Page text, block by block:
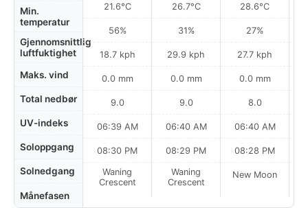
Min.
temperatur
Gjennomsnittlig
luftfuktighet
Maks. vind
Total nedbør
UV-indeks
Soloppgang
Solnedgang
Månefasen
21.6°C
56%
18.7 kph
0.0 mm
9.0
06:39 AM
08:30 PM
Waning
Crescent
26.7°C
31%
29.9 kph
0.0 mm
9.0
06:40 AM
08:29 PM
Waning
Crescent
28.6°C
27%
27.7 kph
0.0 mm
8.0
06:40 AM
08:28 PM
New Moon